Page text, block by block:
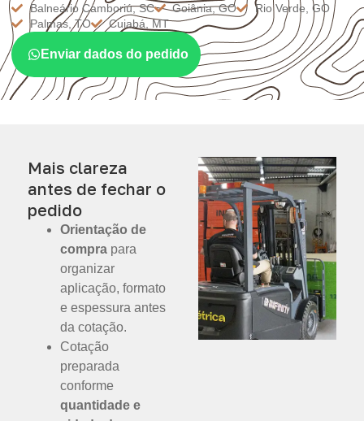
Balneário Camboriú, SC
Goiânia, GO
Rio Verde, GO
Palmas, TO
Cuiabá, MT
Enviar dados do pedido
Mais clareza
antes de fechar o
pedido
Orientação de
compra para
organizar
aplicação, formato
e espessura antes
da cotação.
Cotação
preparada
conforme
quantidade e